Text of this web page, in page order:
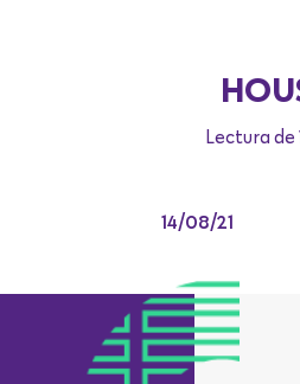
Lectura de
14/08/21